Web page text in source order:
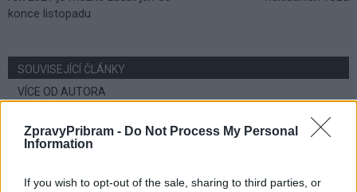
ZpravyPribram - Do Not Process My Personal
Information
If you wish to opt-out of the sale, sharing to third parties, or
konce listopadu
SOUVISEJÍCÍ ČLÁNKY
VÍCE OD AUTORA
Parkovací dům jako levná garáž? Opozice